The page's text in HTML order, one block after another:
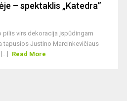
– spektaklis „Katedra”
pilis virs dekoracija įspūdingam
tapusios Justino Marcinkevičiaus
Read More